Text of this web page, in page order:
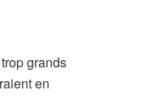
grands
en